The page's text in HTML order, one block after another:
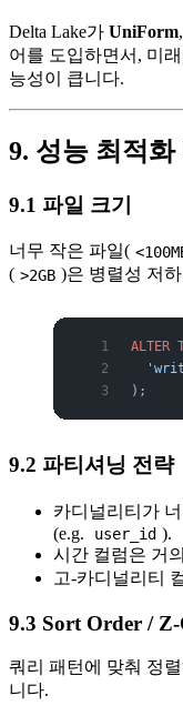
Delta Lake가 UniForm
어를 도입하면서, 미
능성이 큽니다.
9. 성능 최적
9.1 파일 크기
너무 작은 파일(
( >2GB )은 병렬성 저
ALTER
);
9.2 파티셔닝 전략
카디널리티가
(e.g.
user_id ).
시간 컬럼은 거
고-카디널리티
9.3 Sort Order /
쿼리 패턴에 맞춰 정
니다.